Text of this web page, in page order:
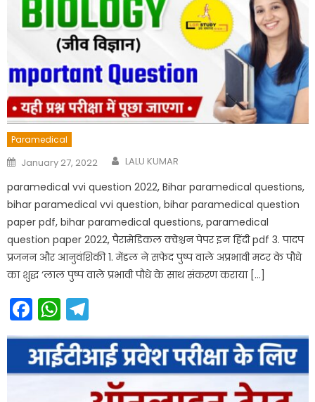
Paramedical
Posted
on
January 27, 2022 Author
LALU KUMAR
paramedical vvi question 2022, Bihar paramedical questions,
bihar paramedical vvi question, bihar paramedical question
paper pdf, bihar paramedical questions, paramedical
question paper 2022, पैरामेडिकल क्वेश्चन पेपर इन हिंदी pdf 3. पादप
प्रजनन और आनुवंशिकी 1. मेंडल ने सफेद पुष्प वाले अप्रभावी मटर के पौधे
का शुद्ध ‘लाल पुष्प वाले प्रभावी पौधे के साथ संकरण कराया […]
Facebook
WhatsApp